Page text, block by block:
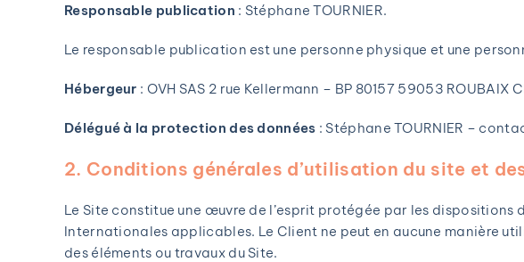
Responsable publication : Stéphane TOURNIER.
Le responsable publication est une personne physique et une
Hébergeur : OVH SAS 2 rue Kellermann – BP 80157 59053 ROUBAIX
Délégué à la protection des données : Stéphane TOURNIER –
2. Conditions générales d’utilisation du site et
Le Site constitue une œuvre de l’esprit protégée par les
Internationales applicables. Le Client ne peut en aucune manière
des éléments ou travaux du Site.